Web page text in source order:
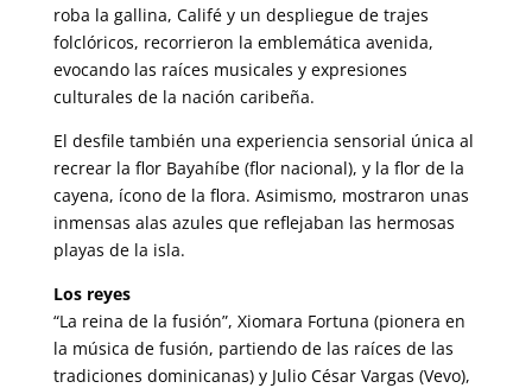
roba la gallina, Califé y un despliegue de trajes
folclóricos, recorrieron la emblemática avenida,
evocando las raíces musicales y expresiones
culturales de la nación caribeña.
El desfile también una experiencia sensorial única al
recrear la flor Bayahíbe (flor nacional), y la flor de la
cayena, ícono de la flora. Asimismo, mostraron unas
inmensas alas azules que reflejaban las hermosas
playas de la isla.
Los reyes
“La reina de la fusión”, Xiomara Fortuna (pionera en
la música de fusión, partiendo de las raíces de las
tradiciones dominicanas) y Julio César Vargas (Vevo),